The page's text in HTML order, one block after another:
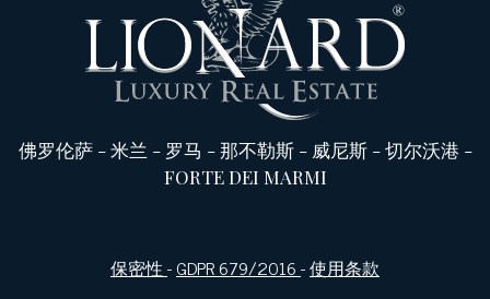
佛罗伦萨-米兰 - 罗马 -那不勒斯- 威尼斯-切尔沃港 -
FORTE DEI MARMI
保密性-GDPR 679/2016-使用条款